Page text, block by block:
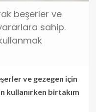
beşerler ve
sahip.
ve gezegen için
kullanırken birtakım